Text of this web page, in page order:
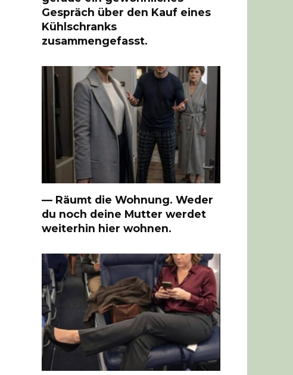
Gespräch über den Kauf eines
Kühlschranks
zusammengefasst.
— Räumt die Wohnung. Weder
du noch deine Mutter werdet
weiterhin hier wohnen.